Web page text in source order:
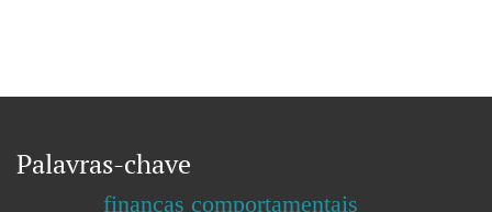
Palavras-chave
finanças comportamentais